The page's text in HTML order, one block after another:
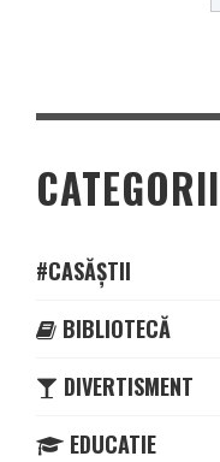
CATEGORII
#CASĂȘTII
BIBLIOTECĂ
DIVERTISMENT
EDUCATIE